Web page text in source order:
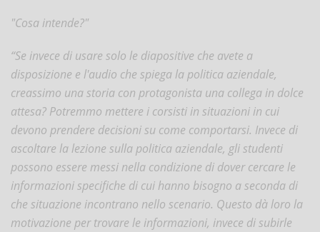
"Cosa intende?"
“Se invece di usare solo le diapositive che avete a
disposizione e l'audio che spiega la politica aziendale,
creassimo una storia con protagonista una collega in dolce
attesa? Potremmo mettere i corsisti in situazioni in cui
devono prendere decisioni su come comportarsi. Invece di
ascoltare la lezione sulla politica aziendale, gli studenti
possono essere messi nella condizione di dover cercare le
informazioni specifiche di cui hanno bisogno a seconda di
che situazione incontrano nello scenario. Questo dà loro la
motivazione per trovare le informazioni, invece di subirle